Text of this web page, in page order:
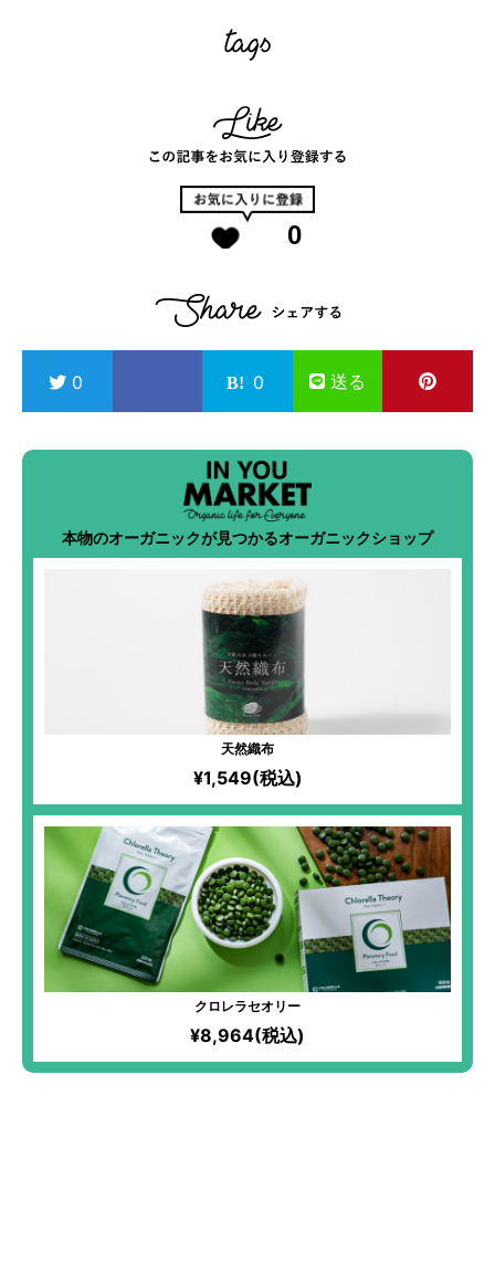
0
0 0 送る
本物のオーガニックが見つかるオーガニックショップ
天然織布
¥1,549(税込)
クロレラセオリー
¥8,964(税込)